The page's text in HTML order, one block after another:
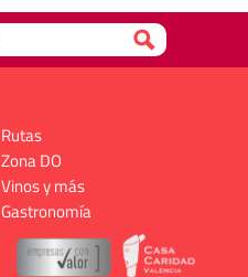
Rutas
Zona DO
Vinos y más
Gastronomía